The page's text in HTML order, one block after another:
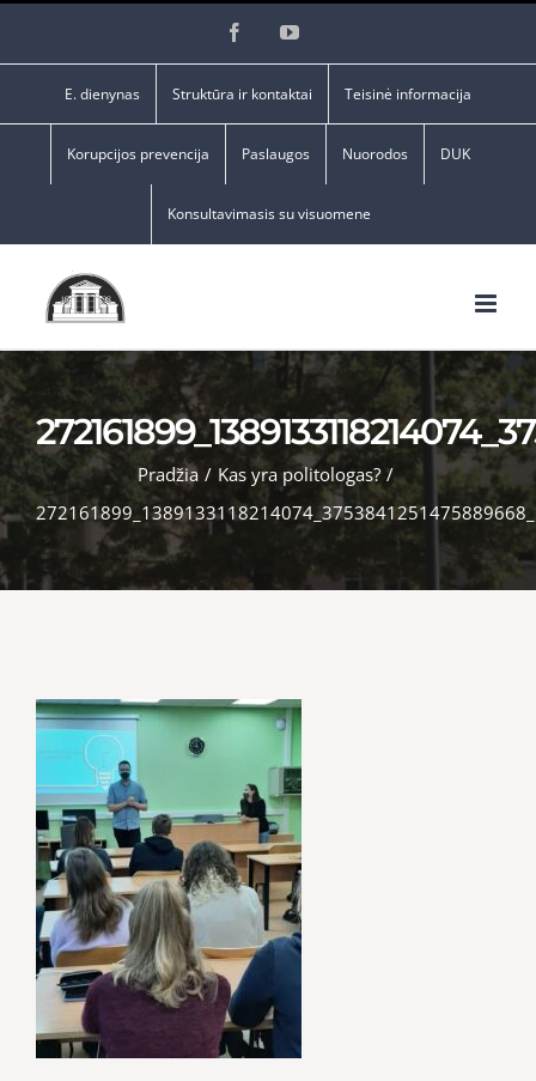
FacebookYouTube
E. dienynas Struktūra ir kontaktai Teisinė informacija
Korupcijos prevencija Paslaugos Nuorodos DUK
Konsultavimasis su visuomene
Pradžia / Kas yra politologas? /